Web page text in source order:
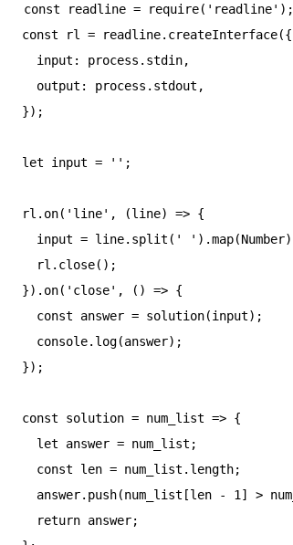
const readline = require('readline');
const rl = readline.createInterface({
});
let input = '';
rl.on('line', (line) => {
}).on('close', () => {
});
const solution = num_list => {